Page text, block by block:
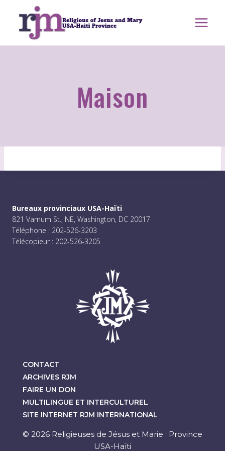
contenu
Maison
Bureaux provinciaux USA-Haïti
821 Varnum St., NE, Washington, DC 20017
Téléphone : 202-526-3203
Télécopieur : 202-526-3205
CONTACT
ARCHIVES RJM
FAIRE UN DON
MULTILINGUE ET INTERCULTUREL
SITE INTERNET RJM INTERNATIONAL
© 2026 Religieuses de Jésus et Marie : Province
USA-Haïti